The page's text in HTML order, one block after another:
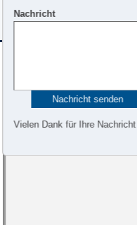
Nachricht
Vielen Dank für Ihre Nachricht